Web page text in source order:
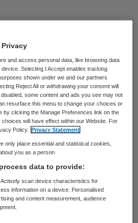
maar één spoedeisend.
urgente vragen
overbelast te
onderzoeker Paul
Contact. Vooral op
van extreme
procent van de
de huisartsenpost
overdag niet
Privacy
and access personal data, like browsing data
Selecting I Accept enables tracking
shown under we and our partners
Reject All or withdrawing your consent will
some content and ads you see may not
resurface this menu to change your choices or
by clicking the Manage Preferences link on the
choices will have effect within our Website. For
Policy.
Privacy Statement
only place essential and statistical cookies,
you as a person
data to provide:
scan device characteristics for
information on a device. Personalised
and content measurement, audience